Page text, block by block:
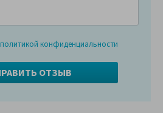
политикой конфиденциальности